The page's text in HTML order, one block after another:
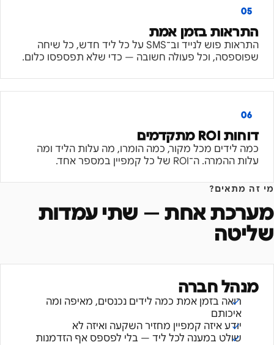
05
התראות בזמן אמת
התראות פוש לנייד וב־SMS על כל ליד חדש, כל שיחה
שפוספסה, וכל פעולה חשובה — כדי שלא תפספסו כלום.
06
דוחות ROI מתקדמים
כמה לידים מכל מקור, כמה הומרו, מה עלות הליד ומה
עלות ההמרה. ה־ROI של כל קמפיין במספר אחד.
מי זה מתאים?
מערכת אחת — שתי עמדות
שליטה
מנהל חברה
רואה בזמן אמת כמה לידים נכנסים, מאיפה ומה
איכותם
יודע איזה קמפיין מחזיר השקעה ואיזה לא
שולט במענה לכל ליד — בלי לפספס אף הזדמנות